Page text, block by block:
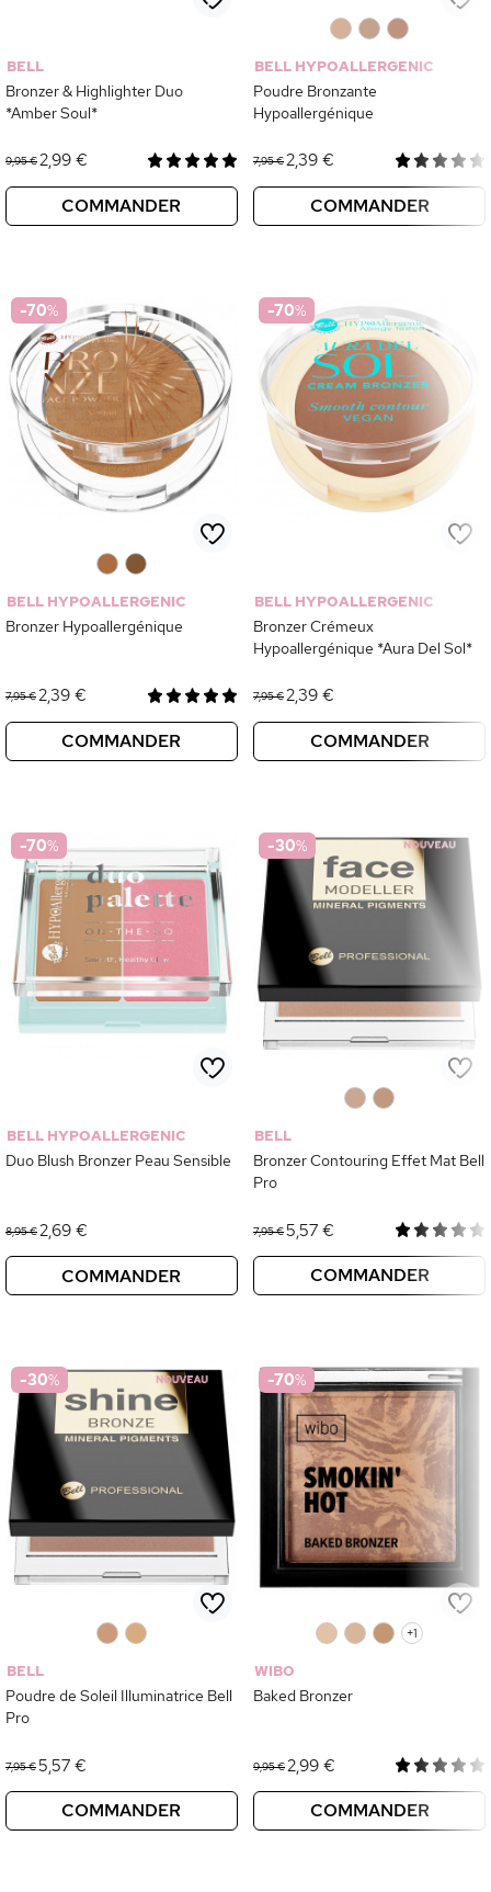
BELL
Bronzer & Highlighter Duo
*Amber Soul*
9,95 €2,99 €
COMMANDER
BELL HYPOALLERGENIC
Poudre Bronzante
Hypoallergénique
7,95 €2,39 €
COMMANDER
-70%
BELL HYPOALLERGENIC
Bronzer Hypoallergénique
7,95 €2,39 €
COMMANDER
-70%
BELL HYPOALLERGENIC
Bronzer Crémeux
Hypoallergénique *Aura Del Sol*
7,95 €2,39 €
COMMANDER
-70%
BELL HYPOALLERGENIC
Duo Blush Bronzer Peau Sensible
8,95 €2,69 €
COMMANDER
-30%
BELL
Bronzer Contouring Effet Mat Bell
Pro
7,95 €5,57 €
COMMANDER
-30%
BELL
Poudre de Soleil Illuminatrice Bell
Pro
7,95 €5,57 €
COMMANDER
-70%
+1
WIBO
Baked Bronzer
9,95 €2,99 €
COMMANDER